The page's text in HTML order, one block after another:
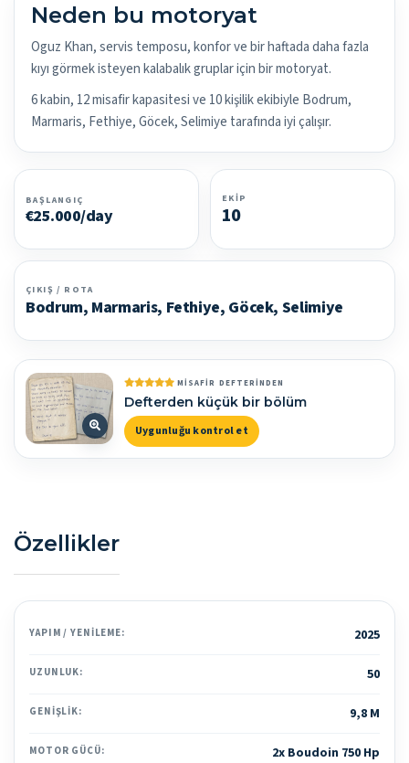
Neden bu motoryat
Oguz Khan, servis temposu, konfor ve bir haftada daha fazla
kıyı görmek isteyen kalabalık gruplar için bir motoryat.
6 kabin, 12 misafir kapasitesi ve 10 kişilik ekibiyle Bodrum,
Marmaris, Fethiye, Göcek, Selimiye tarafında iyi çalışır.
BAŞLANGIÇ
€25.000/day
EKIP
10
ÇIKIŞ / ROTA
Bodrum, Marmaris, Fethiye, Göcek, Selimiye
MISAFIR DEFTERINDEN
Defterden küçük bir bölüm
Uygunluğu kontrol et
Özellikler
YAPIM / YENILEME: 2025
UZUNLUK: 50
GENIŞLIK: 9,8 M
MOTOR GÜCÜ: 2x Boudoin 750 Hp